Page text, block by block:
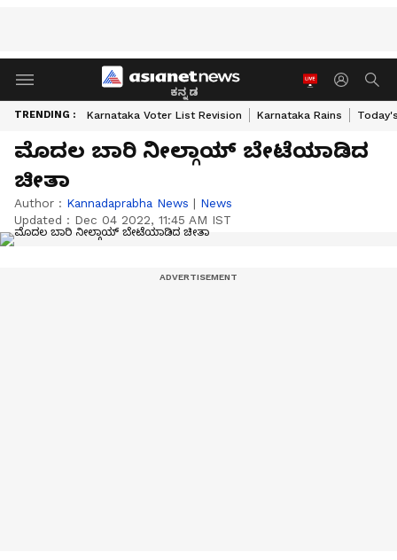
ಕನ್ನಡ
TRENDING : Karnataka Voter List Revision Karnataka Rains
ಮೊದಲ ಬಾರಿ ನೀಲ್ಗಾಯ್‌ ಬೇಟೆಯಾಡಿದ
ಚೀತಾ
Author : Kannadaprabha News | News
Updated : Dec 04 2022, 11:45 AM IST